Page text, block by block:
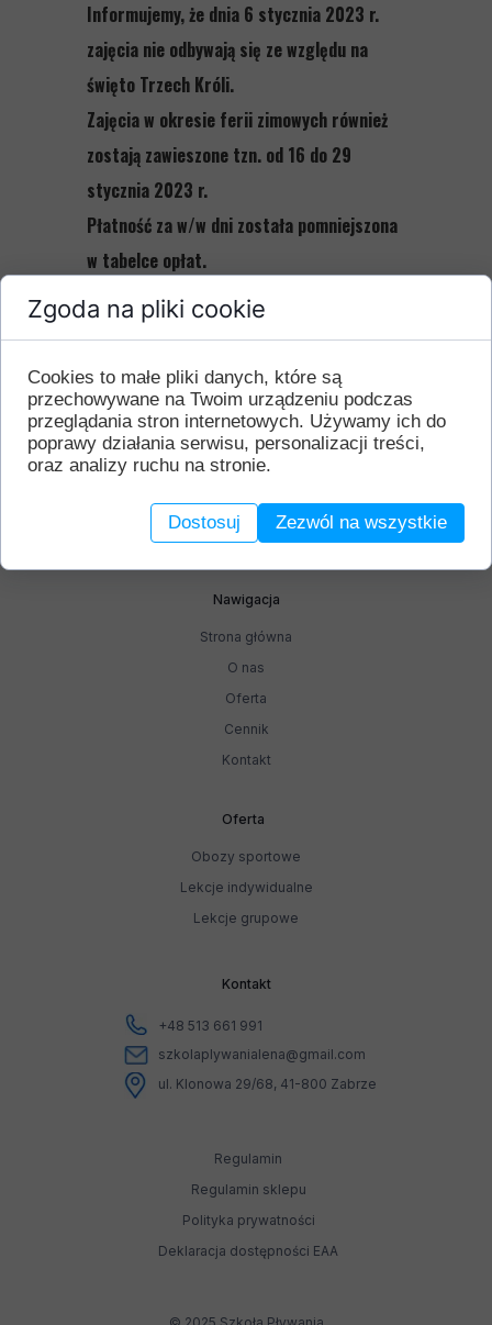
Informujemy, że dnia 6 stycznia 2023 r.
zajęcia nie odbywają się ze względu na
święto Trzech Króli.
Zajęcia w okresie ferii zimowych również
zostają zawieszone tzn. od 16 do 29
stycznia 2023 r.
Płatność za w/w dni została pomniejszona
w tabelce opłat.
Kontakt
Obozy sportowe
Lekcje indywidualne
Lekcje grupowe
Oferta
Strona główna
O nas
Oferta
Cennik
Kontakt
Regulamin
Regulamin sklepu
Polityka prywatności
Deklaracja dostępności EAA
Profesjonalna nauka pływania dla dzieci,
Nawigacja
ul. Klonowa 29/68, 41-800 Zabrze
szkolaplywanialena@gmail.com
+48 513 661 991
Zgoda na pliki cookie
Cookies to małe pliki danych, które są
przechowywane na Twoim urządzeniu podczas
przeglądania stron internetowych. Używamy ich do
poprawy działania serwisu, personalizacji treści,
oraz analizy ruchu na stronie.
Dostosuj Zezwól na wszystkie